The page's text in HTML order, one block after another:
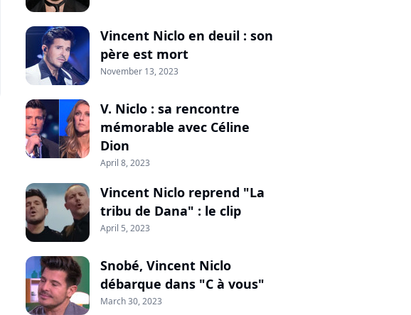
Vincent Niclo en deuil : son
père est mort
November 13, 2023
V. Niclo : sa rencontre
mémorable avec Céline
Dion
April 8, 2023
Vincent Niclo reprend "La
tribu de Dana" : le clip
April 5, 2023
Snobé, Vincent Niclo
débarque dans "C à vous"
March 30, 2023